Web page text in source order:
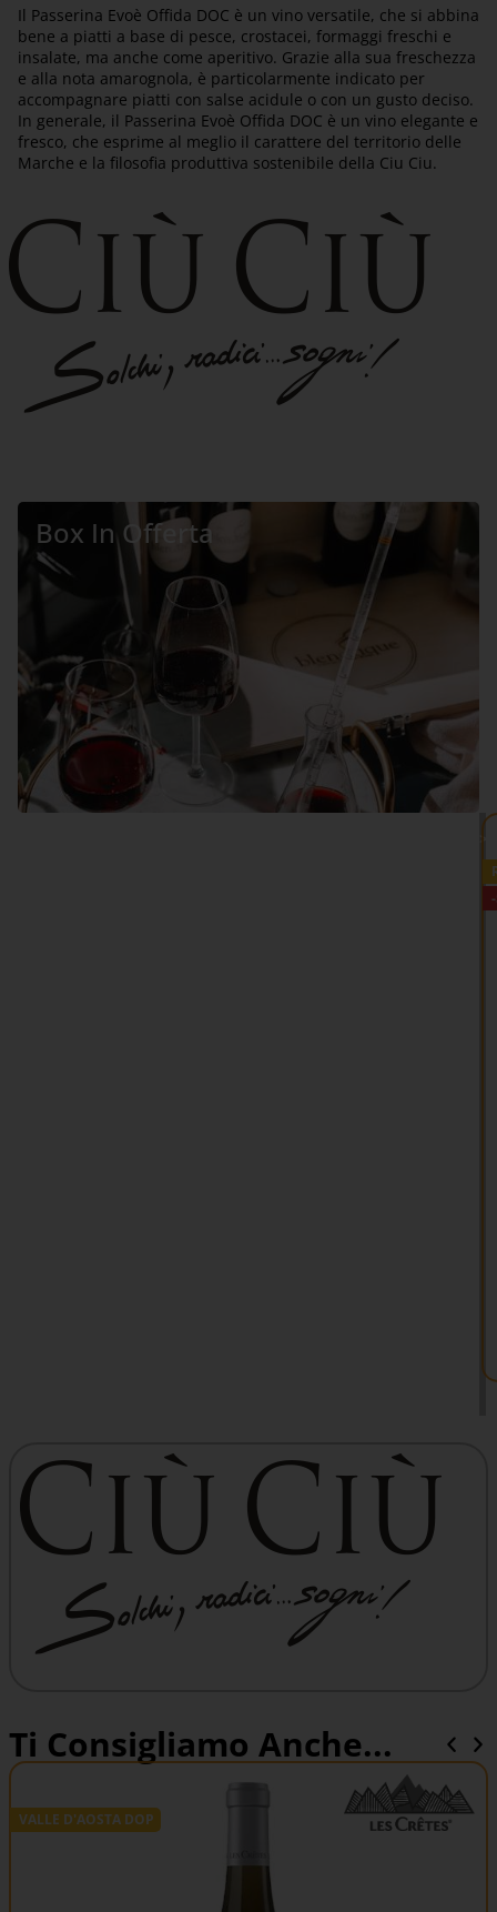
Il Passerina Evoè Offida DOC è un vino versatile, che si abbina
bene a piatti a base di pesce, crostacei, formaggi freschi e
insalate, ma anche come aperitivo. Grazie alla sua freschezza
e alla nota amarognola, è particolarmente indicato per
accompagnare piatti con salse acidule o con un gusto deciso.
In generale, il Passerina Evoè Offida DOC è un vino elegante e
fresco, che esprime al meglio il carattere del territorio delle
Marche e la filosofia produttiva sostenibile della Ciu Ciu.
Box In Offerta
Ti Consigliamo Anche...
VALLE D'AOSTA DOP